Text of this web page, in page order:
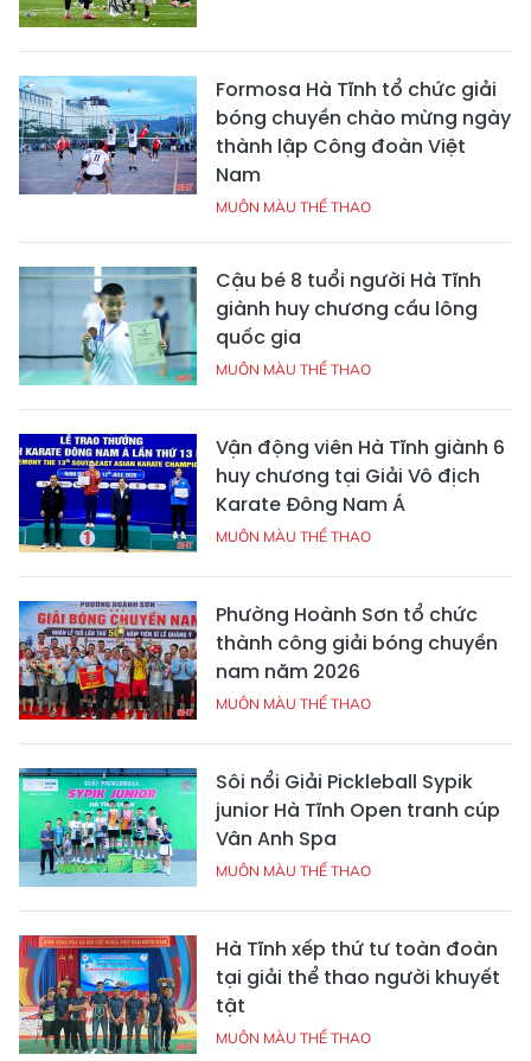
Formosa Hà Tĩnh tổ chức giải
bóng chuyền chào mừng ngày
thành lập Công đoàn Việt
Nam
MUÔN MÀU THỂ THAO
Cậu bé 8 tuổi người Hà Tĩnh
giành huy chương cầu lông
quốc gia
MUÔN MÀU THỂ THAO
Vận động viên Hà Tĩnh giành 6
huy chương tại Giải Vô địch
Karate Đông Nam Á
MUÔN MÀU THỂ THAO
Phường Hoành Sơn tổ chức
thành công giải bóng chuyền
nam năm 2026
MUÔN MÀU THỂ THAO
Sôi nổi Giải Pickleball Sypik
junior Hà Tĩnh Open tranh cúp
Vân Anh Spa
MUÔN MÀU THỂ THAO
Hà Tĩnh xếp thứ tư toàn đoàn
tại giải thể thao người khuyết
tật
MUÔN MÀU THỂ THAO